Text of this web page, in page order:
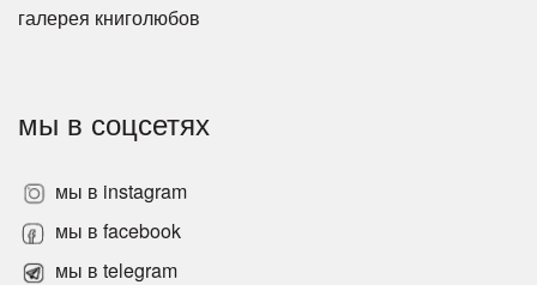
галерея книголюбов
мы в соцсетях
мы в instagram
мы в facebook
мы в telegram